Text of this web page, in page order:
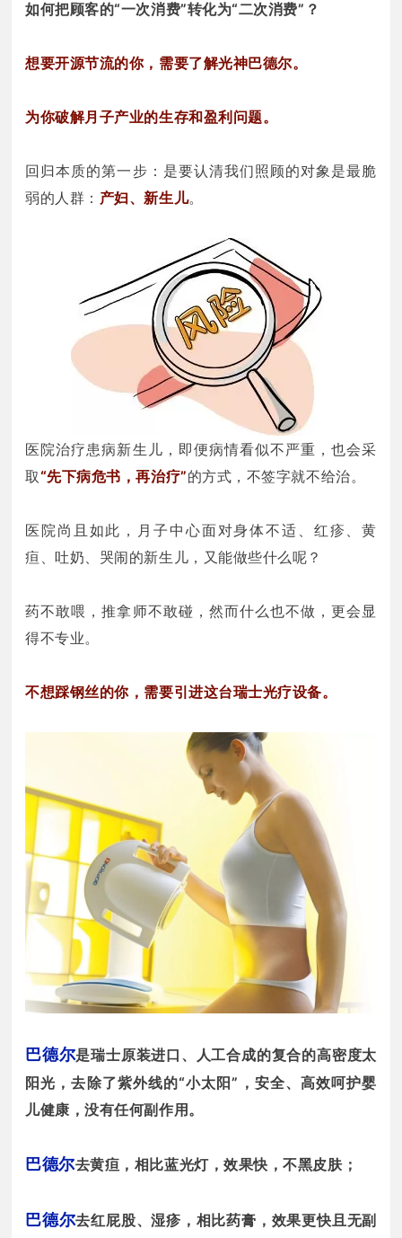
如何把顾客的“一次消费”转化为“二次消费”？
想要开源节流的你，需要了解光神巴德尔。
为你破解月子产业的生存和盈利问题。
回归本质的第一步：是要认清我们照顾的对象是最脆
弱的人群： 产妇、新生儿。
医院治疗患病新生儿，即便病情看似不严重，也会采
取“先下病危书，再治疗”的方式，不签字就不给治。
医院尚且如此，月子中心面对身体不适、红疹、黄
疸、吐奶、哭闹的新生儿，又能做些什么呢？
药不敢喂，推拿师不敢碰，然而什么也不做，更会显
得不专业。
不想踩钢丝的你，需要引进这台瑞士光疗设备。
巴德尔是瑞士原装进口、人工合成的复合的高密度太
阳光，去除了紫外线的“小太阳”，安全、高效呵护婴
儿健康，没有任何副作用。
巴德尔去黄疸，相比蓝光灯，效果快，不黑皮肤；
巴德尔去红屁股、湿疹，相比药膏，效果更快且无副